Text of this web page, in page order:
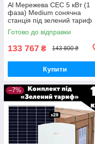
Al Мережева СЕС 5 кВт (1
фаза) Medium сонячна
станція під зелений тариф
для власного споживання
комплект
Готово до відправки
133 767 ₴ 143 800 ₴
Купити
–7%